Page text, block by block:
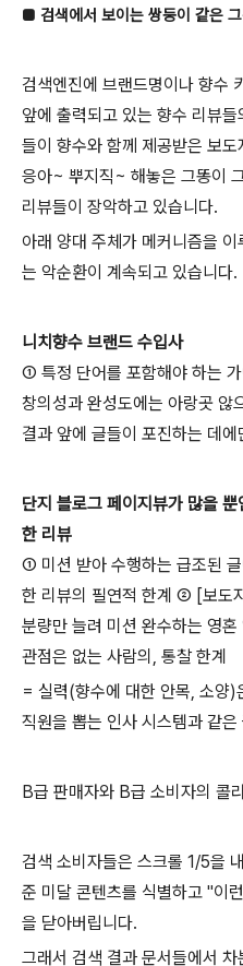
■ 검색에서 보이는 쌍둥이 같은
검색엔진에 브랜드명이나 향수
앞에 출력되고 있는 향수 리뷰
들이 향수와 함께 제공받은 보도
응아~ 뿌지직~ 해놓은 그똥이
리뷰들이 장악하고 있습니다.
아래 양대 주체가 메커니즘을
는 악순환이 계속되고 있습니다.
니치향수 브랜드 수입사
① 특정 단어를 포함해야 하는
창의성과 완성도에는 아랑곳
결과 앞에 글들이 포진하는 데
단지 블로그 페이지뷰가 많을
한 리뷰
① 미션 받아 수행하는 급조된
한 리뷰의 필연적 한계 ② [보도
분량만 늘려 미션 완수하는 영
관점은 없는 사람의, 통찰 한계
= 실력(향수에 대한 안목, 소양
직원을 뽑는 인사 시스템과 같은
B급 판매자와 B급 소비자의 콜
검색 소비자들은 스크롤 1/5을
준 미달 콘텐츠를 식별하고 "이
을 닫아버립니다.
그래서 검색 결과 문서들에서